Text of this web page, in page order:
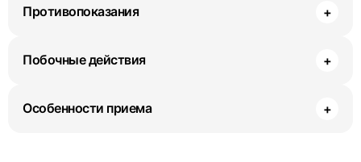
Противопоказания +
Побочные действия +
Особенности приема +